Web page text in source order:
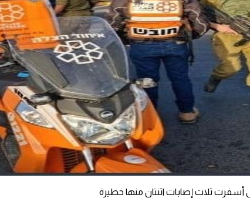
أسفرت ثلاث إصابات اثنتان منها خطيرة